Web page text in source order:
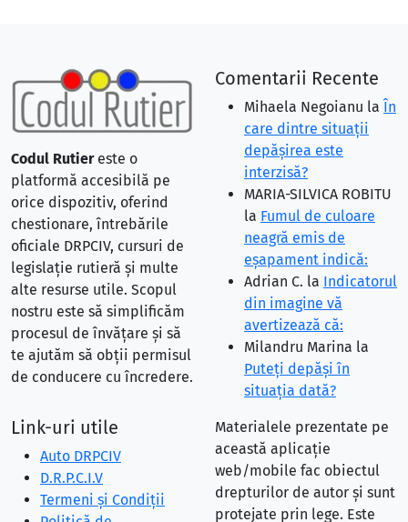
Codul Rutiereste o
platformă accesibilă pe
orice dispozitiv, oferind
chestionare, întrebările
oficiale DRPCIV, cursuri de
legislație rutieră și multe
alte resurse utile. Scopul
nostru este să simplificăm
procesul de învățare și să
te ajutăm să obții permisul
de conducere cu încredere.
Comentarii Recente
Mihaela Negoianu la În
care dintre situaţii
depăşirea este
interzisă?
MARIA-SILVICA ROBITU
la Fumul de culoare
neagră emis de
eşapament indică:
Adrian C. la Indicatorul
din imagine vă
avertizează că:
Milandru Marina la
Puteţi depăşi în
situaţia dată?
Link-uri utile
Auto DRPCIV
D.R.P.C.I.V
Termeni și Condiții
Materialele prezentate pe
această aplicație
web/mobile fac obiectul
drepturilor de autor și sunt
protejate prin lege. Este